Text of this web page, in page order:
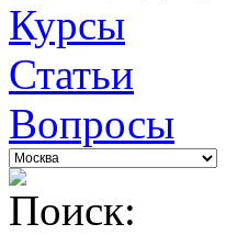
Курсы
Статьи
Вопросы
Поиск: